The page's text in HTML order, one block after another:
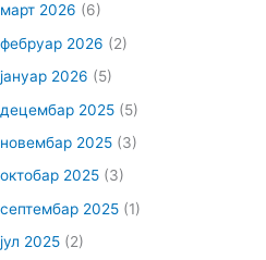
март 2026 (6)
фебруар 2026 (2)
јануар 2026 (5)
децембар 2025 (5)
новембар 2025 (3)
октобар 2025 (3)
септембар 2025 (1)
јул 2025 (2)